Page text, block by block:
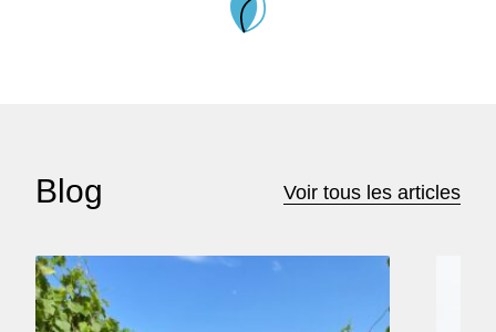
Blog Voir tous les articles